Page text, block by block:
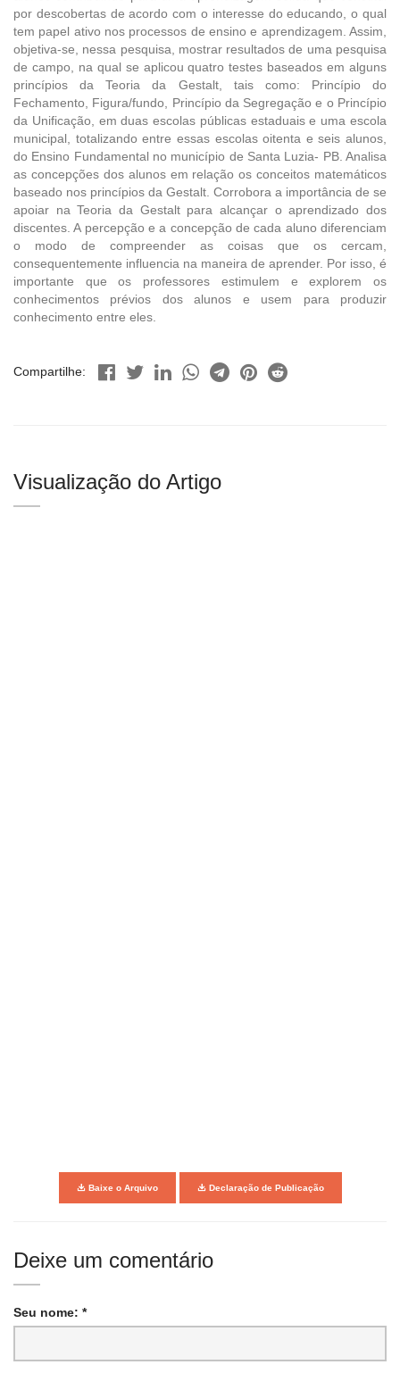
por descobertas de acordo com o interesse do educando, o qual
tem papel ativo nos processos de ensino e aprendizagem. Assim,
objetiva-se, nessa pesquisa, mostrar resultados de uma pesquisa
de campo, na qual se aplicou quatro testes baseados em alguns
princípios da Teoria da Gestalt, tais como: Princípio do
Fechamento, Figura/fundo, Princípio da Segregação e o Princípio
da Unificação, em duas escolas públicas estaduais e uma escola
municipal, totalizando entre essas escolas oitenta e seis alunos,
do Ensino Fundamental no município de Santa Luzia- PB. Analisa
as concepções dos alunos em relação os conceitos matemáticos
baseado nos princípios da Gestalt. Corrobora a importância de se
apoiar na Teoria da Gestalt para alcançar o aprendizado dos
discentes. A percepção e a concepção de cada aluno diferenciam
o modo de compreender as coisas que os cercam,
consequentemente influencia na maneira de aprender. Por isso, é
importante que os professores estimulem e explorem os
conhecimentos prévios dos alunos e usem para produzir
conhecimento entre eles.
Compartilhe:
Visualização do Artigo
Baixe o Arquivo Declaração de Publicação
Deixe um comentário
Seu nome: *